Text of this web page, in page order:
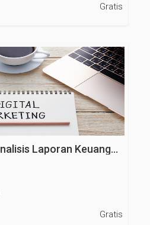
Gratis
Penyusunan dan Analisis Laporan Keuangan
Gratis